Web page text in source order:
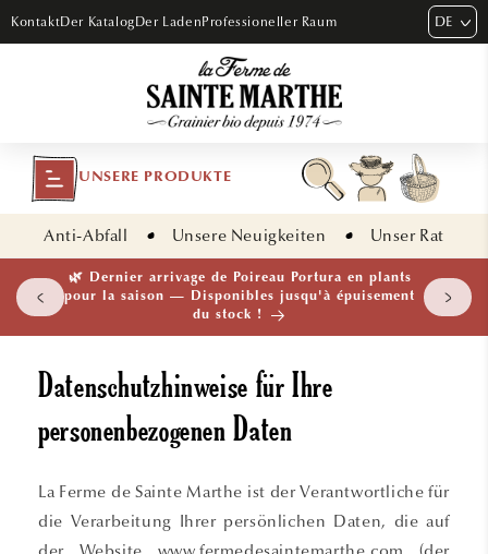
ZUM
INHALT
KontaktDer KatalogDer LadenProfessioneller Raum DE
UNSERE PRODUKTE
Anti-Abfall Unsere Neuigkeiten Unser Rat
🌱 NOUVEAUTÉ — Ail Rocambole AB · Lot de 10
bulbilles · En stock maintenant
Datenschutzhinweise für Ihre
personenbezogenen Daten
La Ferme de Sainte Marthe ist der Verantwortliche für
die Verarbeitung Ihrer persönlichen Daten, die auf